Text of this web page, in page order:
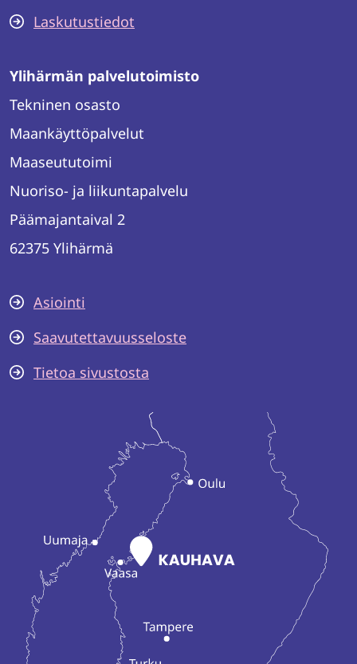
Laskutustiedot
Ylihärmän palvelutoimisto
Tekninen osasto
Maankäyttöpalvelut
Maaseututoimi
Nuoriso- ja liikuntapalvelu
Päämajantaival 2
62375 Ylihärmä
Asiointi
Saavutettavuusseloste
Tietoa sivustosta